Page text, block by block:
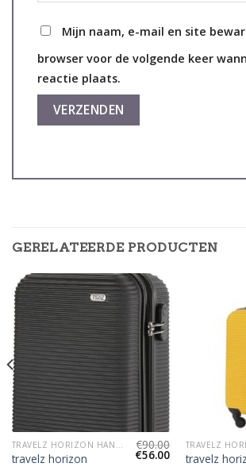
Mijn naam, e-mail en site
browser voor de volgende keer
reactie plaats.
GERELATEERDE PRODUCTEN
TRAVELZ HORIZON HANDBAGAGEKOFFER
travelz horizon
€90.00
€56.00
travelz